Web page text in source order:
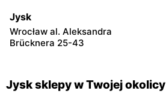
Jysk
Wrocław al. Aleksandra
Brücknera 25-43
Jysk sklepy w Twojej okolicy